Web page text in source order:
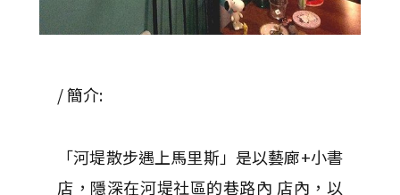
/ 簡介:
「河堤散步遇上馬里斯」是以藝廊+小書
店，隱深在河堤社區的巷路內 店內，以